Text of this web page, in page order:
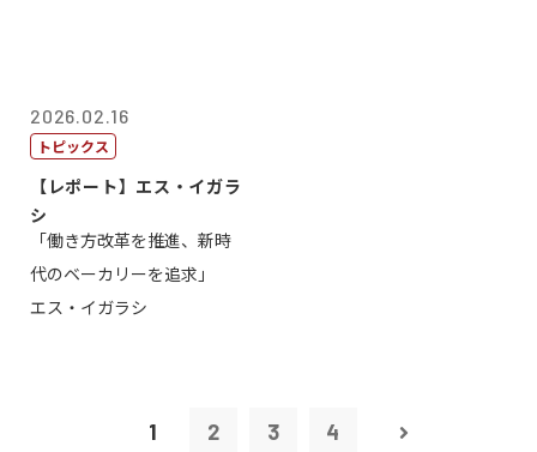
2026.02.16
トピックス
【レポート】エス・イガラ
シ
「働き方改革を推進、新時
代のベーカリーを追求」
エス・イガラシ
1 2 3 4